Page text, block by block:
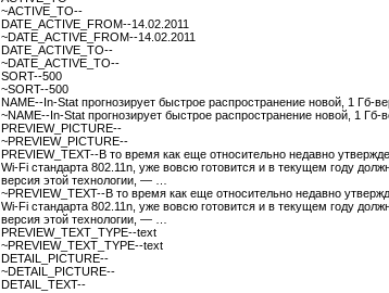
~ACTIVE_TO--
DATE_ACTIVE_FROM--14.02.2011
~DATE_ACTIVE_FROM--14.02.2011
DATE_ACTIVE_TO--
~DATE_ACTIVE_TO--
SORT--500
~SORT--500
NAME--In-Stat прогнозирует быстрое распространение новой, 1 Гб-
~NAME--In-Stat прогнозирует быстрое распространение новой, 1 Гб-
PREVIEW_PICTURE--
~PREVIEW_PICTURE--
PREVIEW_TEXT--В то время как еще относительно недавно
Wi-Fi стандарта 802.11n, уже вовсю готовится и в текущем году
версия этой технологии, — …
~PREVIEW_TEXT--В то время как еще относительно недавно
Wi-Fi стандарта 802.11n, уже вовсю готовится и в текущем году
версия этой технологии, — …
PREVIEW_TEXT_TYPE--text
~PREVIEW_TEXT_TYPE--text
DETAIL_PICTURE--
~DETAIL_PICTURE--
DETAIL_TEXT--